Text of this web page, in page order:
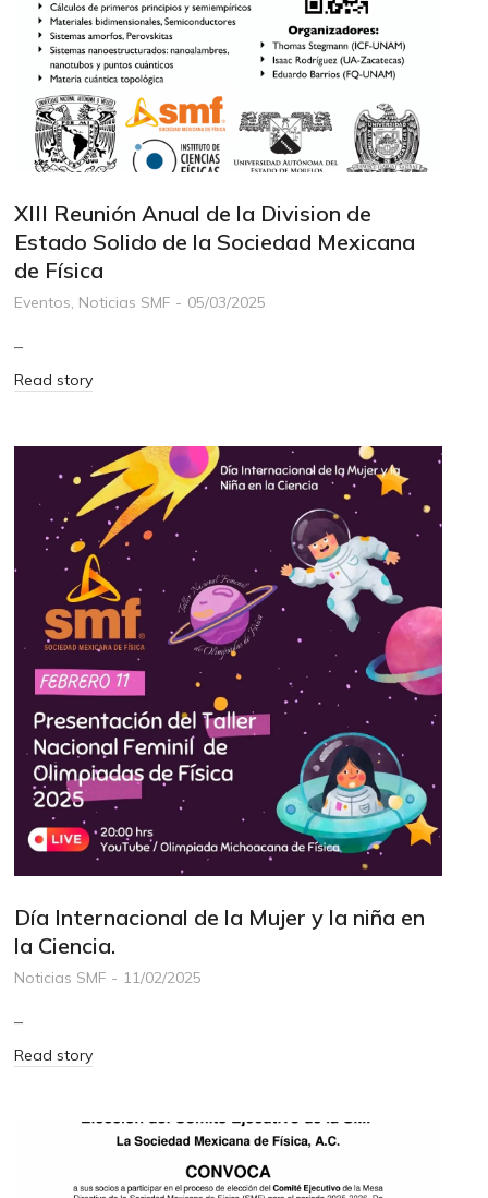
XIII Reunión Anual de la Division de
Estado Solido de la Sociedad Mexicana
de Física
Eventos, Noticias SMF 05/03/2025
–
Read story
Día Internacional de la Mujer y la niña en
la Ciencia.
Noticias SMF 11/02/2025
–
Read story